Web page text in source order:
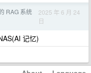
RAG 系统
2025 年 6 月 24
日
记忆)